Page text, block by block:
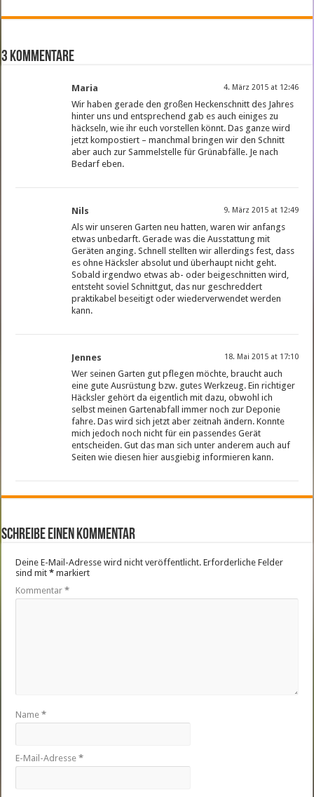
3 Kommentare
Maria 4. März 2015 at 12:46
Wir haben gerade den großen Heckenschnitt des Jahres
hinter uns und entsprechend gab es auch einiges zu
häckseln, wie ihr euch vorstellen könnt. Das ganze wird
jetzt kompostiert – manchmal bringen wir den Schnitt
aber auch zur Sammelstelle für Grünabfälle. Je nach
Bedarf eben.
Nils 9. März 2015 at 12:49
Als wir unseren Garten neu hatten, waren wir anfangs
etwas unbedarft. Gerade was die Ausstattung mit
Geräten anging. Schnell stellten wir allerdings fest, dass
es ohne Häcksler absolut und überhaupt nicht geht.
Sobald irgendwo etwas ab- oder beigeschnitten wird,
entsteht soviel Schnittgut, das nur geschreddert
praktikabel beseitigt oder wiederverwendet werden
kann.
Jennes 18. Mai 2015 at 17:10
Wer seinen Garten gut pflegen möchte, braucht auch
eine gute Ausrüstung bzw. gutes Werkzeug. Ein richtiger
Häcksler gehört da eigentlich mit dazu, obwohl ich
selbst meinen Gartenabfall immer noch zur Deponie
fahre. Das wird sich jetzt aber zeitnah ändern. Konnte
mich jedoch noch nicht für ein passendes Gerät
entscheiden. Gut das man sich unter anderem auch auf
Seiten wie diesen hier ausgiebig informieren kann.
Schreibe einen Kommentar
Deine E-Mail-Adresse wird nicht veröffentlicht. Erforderliche Felder
sind mit* markiert
Kommentar*
Name*
E-Mail-Adresse*